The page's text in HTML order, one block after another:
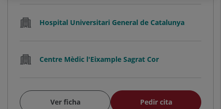
Hospital Universitari General de Catalunya
Centre Mèdic l'Eixample Sagrat Cor
Ver ficha Pedir cita